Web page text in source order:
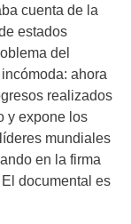
cuenta de la
estados
del
ahora
realizados
y expone los
mundiales
en la firma
documental es